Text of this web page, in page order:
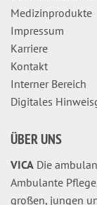
Medizinprodukte
Impressum
Karriere
Kontakt
Interner Bereich
Digitales
ÜBER UNS
VICA Die
Ambulante
großen, jungen